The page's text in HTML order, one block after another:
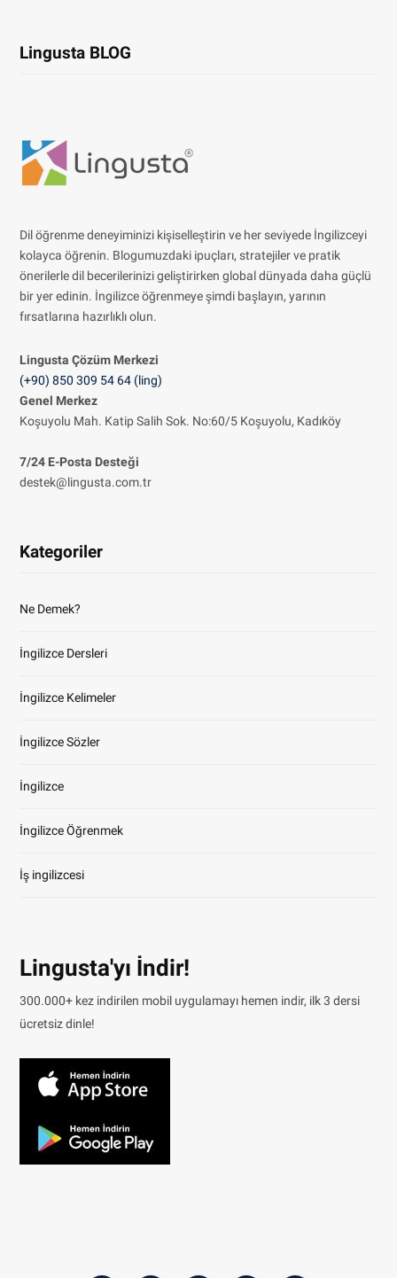
Lingusta BLOG
Dil öğrenme deneyiminizi kişiselleştirin ve her seviyede İngilizceyi
kolayca öğrenin. Blogumuzdaki ipuçları, stratejiler ve pratik
önerilerle dil becerilerinizi geliştirirken global dünyada daha güçlü
bir yer edinin. İngilizce öğrenmeye şimdi başlayın, yarının
fırsatlarına hazırlıklı olun.
Lingusta Çözüm Merkezi
(+90) 850 309 54 64 (ling)
Genel Merkez
Koşuyolu Mah. Katip Salih Sok. No:60/5 Koşuyolu, Kadıköy
7/24 E-Posta Desteği
destek@lingusta.com.tr
Kategoriler
Ne Demek?
İngilizce Dersleri
İngilizce Kelimeler
İngilizce Sözler
İngilizce
İngilizce Öğrenmek
İş ingilizcesi
Lingusta'yı İndir!
300.000+ kez indirilen mobil uygulamayı hemen indir, ilk 3 dersi
ücretsiz dinle!